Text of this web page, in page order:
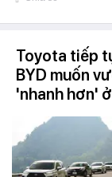
Toyota tiếp
BYD muốn
'nhanh hơn'